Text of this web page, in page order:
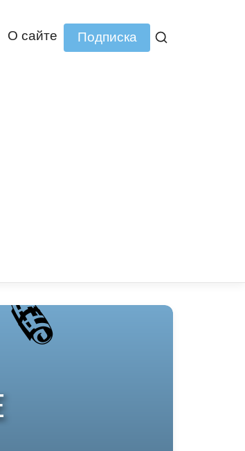
О сайте Подписка